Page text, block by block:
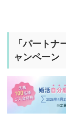
「パートナ
ャンペーン